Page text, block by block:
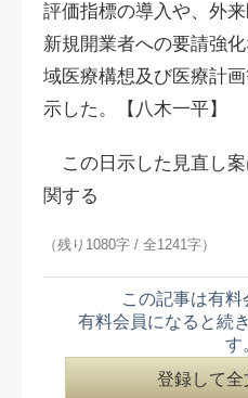
評価指標の導入や、外
新規開業者への要請強
域医療構想及び医療計
示した。【八木一平】
この日示した見直し
関する
（残り1080字 / 全1241字）
この記事は有料
有料会員になると続
す
登録して全